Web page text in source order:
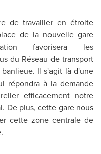
de travailler en étroite
de la nouvelle gare
favorisera les
du Réseau de transport
Il s'agit là d'une
répondra à la demande
efficacement notre
De plus, cette gare nous
cette zone centrale de